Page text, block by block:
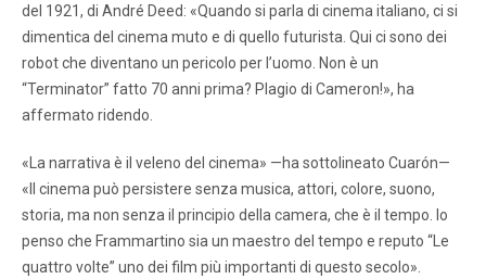
del 1921, di André Deed: «Quando si parla di cinema italiano, ci si
dimentica del cinema muto e di quello futurista. Qui ci sono dei
robot che diventano un pericolo per l’uomo. Non è un
“Terminator” fatto 70 anni prima? Plagio di Cameron!», ha
affermato ridendo.
«La narrativa è il veleno del cinema» —ha sottolineato Cuarón—
«Il cinema può persistere senza musica, attori, colore, suono,
storia, ma non senza il principio della camera, che è il tempo. Io
penso che Frammartino sia un maestro del tempo e reputo “Le
quattro volte” uno dei film più importanti di questo secolo».